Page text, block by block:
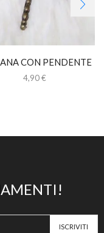
CON PENDENTE
LIBELLULA
4,90€